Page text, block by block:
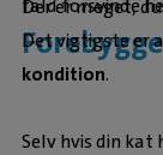
fald forsvinde
Der er meget,
Det vigtigste er
kondition.
Selv hvis din